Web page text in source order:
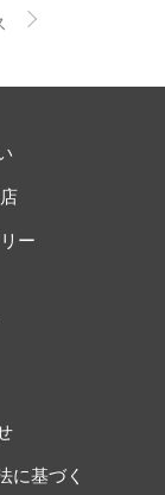
ー
に基づく